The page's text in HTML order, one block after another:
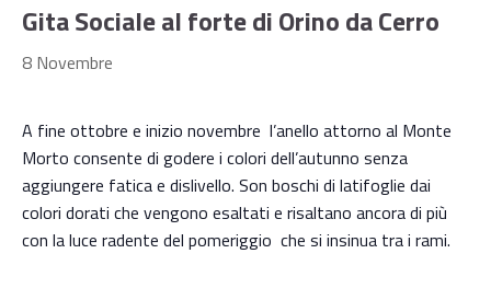
Gita Sociale al forte di Orino da Cerro
8 Novembre
A fine ottobre e inizio novembre l’anello attorno al Monte
Morto consente di godere i colori dell’autunno senza
aggiungere fatica e dislivello. Son boschi di latifoglie dai
colori dorati che vengono esaltati e risaltano ancora di più
con la luce radente del pomeriggio che si insinua tra i rami.